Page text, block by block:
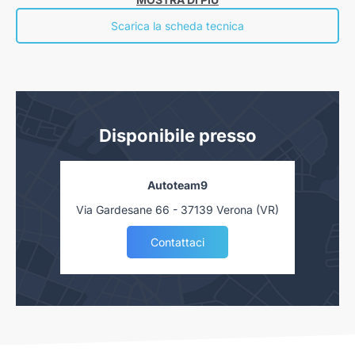
economiche nelle “Informazioni europee di base sul credito ai consumatori” presso la
nostra concessionaria. Salvo approvazione delle Finanziarie.
Scarica la scheda tecnica
Disponibile presso
Autoteam9
Via Gardesane 66 - 37139 Verona (VR)
Contattaci